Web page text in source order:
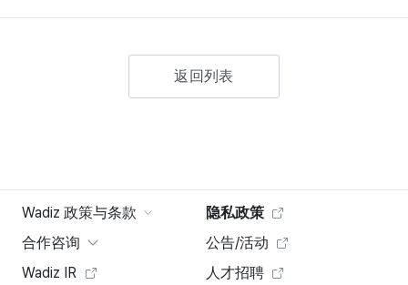
返回列表
Wadiz 政策与条款
隐私政策
合作咨询
公告/活动
Wadiz IR
人才招聘